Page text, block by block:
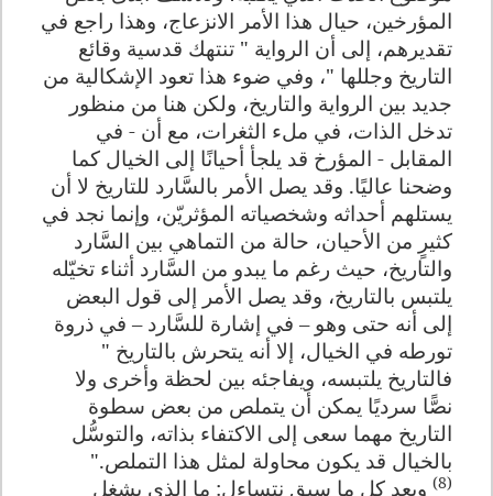
المؤرخين، حيال هذا الأمر الانزعاج، وهذا راجع في
تقديرهم، إلى أن الرواية " تنتهك قدسية وقائع
التاريخ وجللها "، وفي ضوء هذا تعود الإشكالية من
جديد بين الرواية والتاريخ، ولكن هنا من منظور
تدخل الذات، في ملء الثغرات، مع أن - في
المقابل - المؤرخ قد يلجأ أحيانًا إلى الخيال كما
وضحنا عاليًا. وقد يصل الأمر بالسَّارد للتاريخ لا أن
يستلهم أحداثه وشخصياته المؤثريّن، وإنما نجد في
كثيرٍ من الأحيان، حالة من التماهي بين السَّارد
والتاريخ، حيث رغم ما يبدو من السَّارد أثناء تخيّله
يلتبس بالتاريخ، وقد يصل الأمر إلى قول البعض
إلى أنه حتى وهو – في إشارة للسَّارد – في ذروة
تورطه في الخيال، إلا أنه يتحرش بالتاريخ "
فالتاريخ يلتبسه، ويفاجئه بين لحظة وأخرى ولا
نصًّا سرديًا يمكن أن يتملص من بعض سطوة
التاريخ مهما سعى إلى الاكتفاء بذاته، والتوسُّل
بالخيال قد يكون محاولة لمثل هذا التملص."
(8)
وبعد كل ما سبق نتساءل: ما الذي يشغل